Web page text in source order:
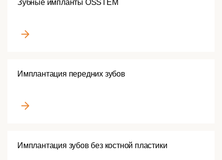
Зубные импланты OSSTEM
Имплантация передних зубов
Имплантация зубов без костной пластики